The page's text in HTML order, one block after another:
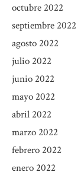
octubre 2022
septiembre 2022
agosto 2022
julio 2022
junio 2022
mayo 2022
abril 2022
marzo 2022
febrero 2022
enero 2022